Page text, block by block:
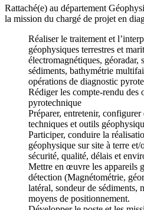
Rattaché(e) au département
la mission du chargé de projet en
Réaliser le traitement et
géophysiques terrestres et
électromagnétiques, géoradar,
sédiments, bathymétrie
opérations de diagnostic
Rédiger les compte-rendu des
pyrotechnique
Préparer, entretenir,
techniques et outils
Participer, conduire la
géophysique sur site à terre
sécurité, qualité, délais et
Mettre en œuvre les appareils
détection (Magnétométrie,
latéral, sondeur de sédiments,
moyens de positionnement.